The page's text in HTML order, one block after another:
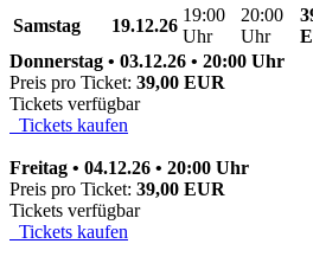
Samstag
19.12.26
19:00
Uhr
20:00
Uhr
Donnerstag • 03.12.26 • 20:00 Uhr
Preis pro Ticket: 39,00 EUR
Tickets verfügbar
Tickets kaufen
Freitag • 04.12.26 • 20:00 Uhr
Preis pro Ticket: 39,00 EUR
Tickets verfügbar
Tickets kaufen